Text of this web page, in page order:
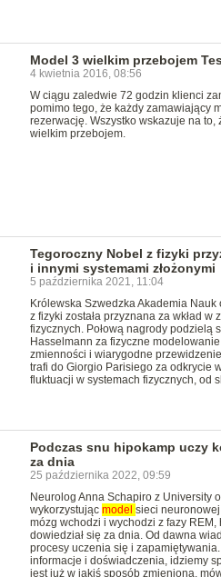
Model 3 wielkim przebojem
4 kwietnia 2016, 08:56
W ciągu zaledwie 72 godzin klienci
pomimo tego, że każdy zamawiający
rezerwację. Wszystko wskazuje na
wielkim przebojem.
Tegoroczny Nobel z fizyki
i innymi systemami złożonymi
5 października 2021, 11:04
Królewska Szwedzka Akademia Nauk
z fizyki została przyznana za wkład w
fizycznych. Połową nagrody podzielą
Hasselmann za fizyczne
zmienności i wiarygodne
trafi do Giorgio Parisiego za odkrycie
fluktuacji w systemach fizycznych, od
Podczas snu hipokamp uczy
za dnia
25 października 2022, 09:59
Neurolog Anna Schapiro z University
wykorzystując model sieci
mózg wchodzi i wychodzi z fazy
dowiedział się za dnia. Od dawna
procesy uczenia się i
informacje i doświadczenia, idziemy
jest już w jakiś sposób zmieniona,